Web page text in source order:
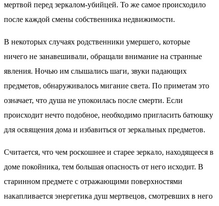
мертвой перед зеркалом-убийцей. То же самое происходило
после каждой смены собственника недвижимости.
В некоторых случаях родственники умершего, которые
ничего не занавешивали, обращали внимание на странные
явления. Ночью им слышались шаги, звуки падающих
предметов, обнаруживалось мигание света. По приметам это
означает, что душа не упокоилась после смерти. Если
происходит нечто подобное, необходимо пригласить батюшку
для освящения дома и избавиться от зеркальных предметов.
Считается, что чем роскошнее и старее зеркало, находящееся в
доме покойника, тем большая опасность от него исходит. В
старинном предмете с отражающими поверхностями
накапливается энергетика душ мертвецов, смотревших в него